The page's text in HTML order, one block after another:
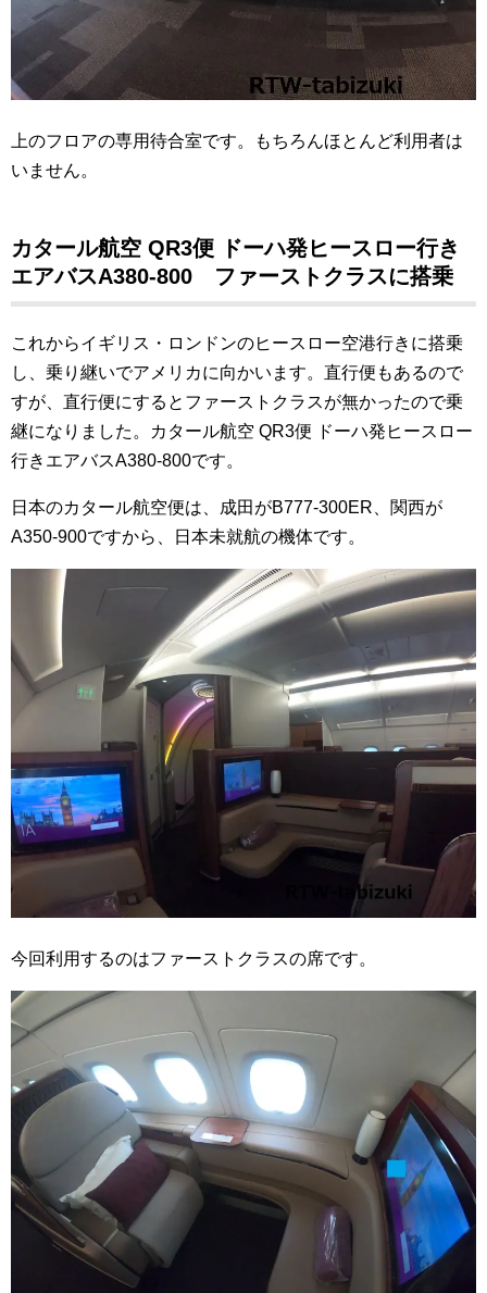
上のフロアの専用待合室です。もちろんほとんど利用者は
いません。
カタール航空 QR3便 ドーハ発ヒースロー行き
エアバスA380-800 ファーストクラスに搭乗
これからイギリス・ロンドンのヒースロー空港行きに搭乗
し、乗り継いでアメリカに向かいます。直行便もあるので
すが、直行便にするとファーストクラスが無かったので乗
継になりました。カタール航空 QR3便 ドーハ発ヒースロー
行きエアバスA380-800です。
日本のカタール航空便は、成田がB777-300ER、関西が
A350-900ですから、日本未就航の機体です。
今回利用するのはファーストクラスの席です。